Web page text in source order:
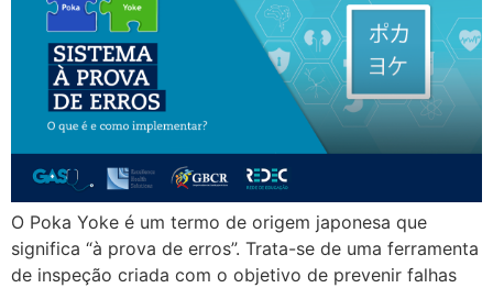
O Poka Yoke é um termo de origem japonesa que
significa “à prova de erros”. Trata-se de uma ferramenta
de inspeção criada com o objetivo de prevenir falhas